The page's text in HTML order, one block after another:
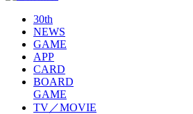
30th
NEWS
GAME
APP
CARD
BOARD
GAME
TV／MOVIE